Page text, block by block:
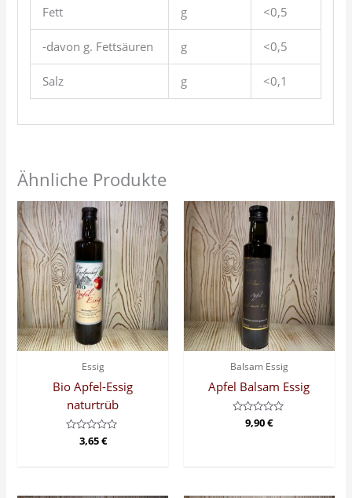
Fett g <0,5
-davon g. Fettsäuren g <0,5
Salz g <0,1
Ähnliche Produkte
Essig
Bio Apfel-Essig
naturtrüb
Bewertet
3,65€
Balsam Essig
Apfel Balsam Essig
Bewertet
9,90€